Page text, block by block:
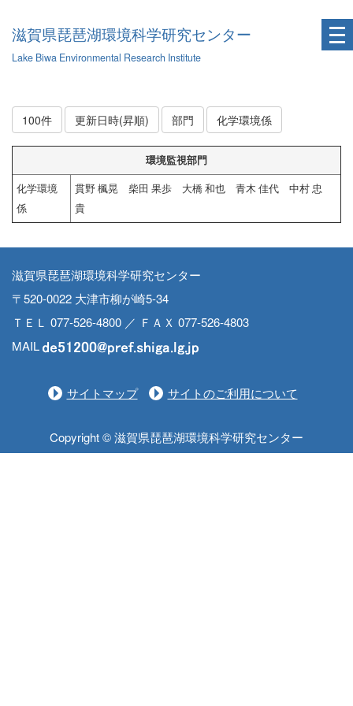
滋賀県琵琶湖環境科学研究センター
Lake Biwa Environmental Research Institute
100件 更新日時(昇順) 部門 化学環境係
環境監視部門
化学環境
係
貫野 楓晃 柴田 果歩 大橋 和也 青木 佳代 中村 忠
貴
滋賀県琵琶湖環境科学研究センター
〒520-0022 大津市柳が崎5-34
ＴＥＬ 077-526-4800 ／ ＦＡＸ 077-526-4803
MAIL
サイトマップ サイトのご利用について
Copyright © 滋賀県琵琶湖環境科学研究センター